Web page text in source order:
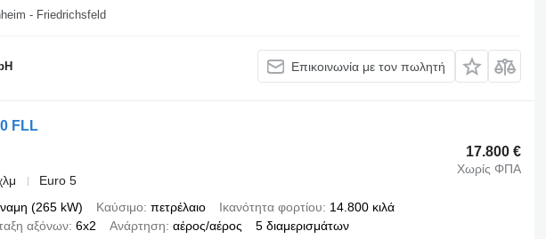
- Friedrichsfeld
Επικοινωνία με τον πωλητή
FLL
17.800 €
Χωρίς ΦΠΑ
Euro 5
(265 kW) Καύσιμο πετρέλαιο Ικανότητα φορτίου
14.800 κιλά
αξόνων 6x2 Ανάρτηση αέρος/αέρος 5 διαμερισμάτων